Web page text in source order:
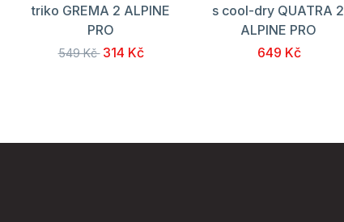
triko GREMA 2 ALPINE
PRO
549 Kč 314 Kč
s cool-dry QUATRA 2
ALPINE PRO
649 Kč